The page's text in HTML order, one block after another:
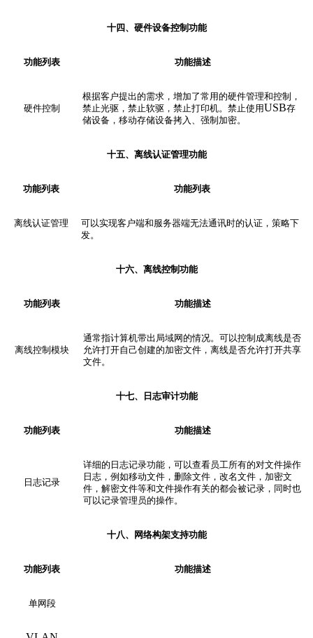
十四、硬件设备控制 功能
功能列表 功能描述
硬件控制
根据客户提出的需求，增加了常用的硬件管理和控制，
禁止光驱，禁止软驱，禁止打印机。禁止使用USB存
储设备，移动存储设备拷入、强制加密。
十五、离线认证管理功能
功能列表 功能列表
离线认证管理
可以实现客户端和服务器端无法通讯时的认证，策略下
发。
十六、离线控制 功能
功能列表 功能描述
离线控制模块
通常指计算机带出局域网的情况。可以控制成离线是否
允许打开自己创建的加密文件，离线是否允许打开共享
文件。
十七、日志审计功能
功能列表 功能描述
日志记录
详细的日志记录功能，可以查看员工所有的对文件操作
日志，例如移动文件，删除文件，改名文件，加密文
件，解密文件等和文件操作有关的都会被记录，同时也
可以记录管理员的操作。
十八、网络构架支持功能
功能列表 功能描述
单网段